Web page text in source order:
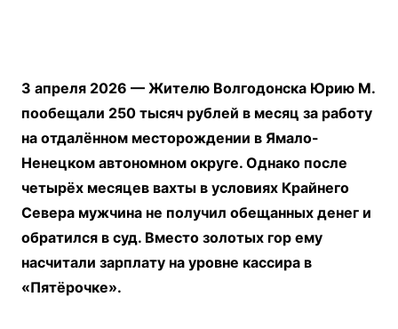
3 апреля 2026 — Жителю Волгодонска Юрию М.
пообещали 250 тысяч рублей в месяц за работу
на отдалённом месторождении в Ямало-
Ненецком автономном округе. Однако после
четырёх месяцев вахты в условиях Крайнего
Севера мужчина не получил обещанных денег и
обратился в суд. Вместо золотых гор ему
насчитали зарплату на уровне кассира в
«Пятёрочке».